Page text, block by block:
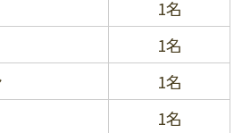
1名
1名
1名
1名